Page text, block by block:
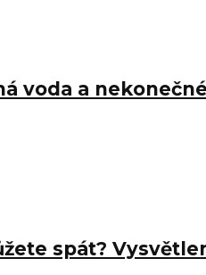
voda a
spát?